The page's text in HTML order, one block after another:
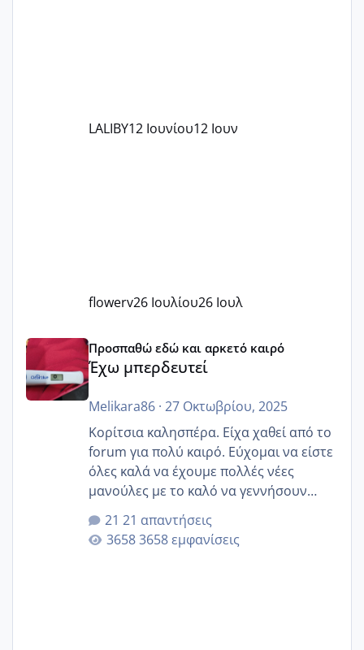
LALIBY12 Ιουνίου12 Ιουν
flowerv26 Ιουλίου26 Ιουλ
Έχω μπερδευτεί
Προσπαθώ εδώ και αρκετό καιρό
Έχω μπερδευτεί
Melikara86· 27 Οκτωβρίου, 2025
Κορίτσια καλησπέρα. Είχα χαθεί από το
forum για πολύ καιρό. Εύχομαι να είστε
όλες καλά να έχουμε πολλές νέες
μανούλες με το καλό να γεννήσουν
αυτές που ήδη περιμένουν. Να πάρουν
γερα μωράκια στην αγκαλίτσα τους
🙏🏼🙏🏼 Ας πάμε λοιπόν στο θέμα μου.
21 απαντήσεις
3658 εμφανίσεις